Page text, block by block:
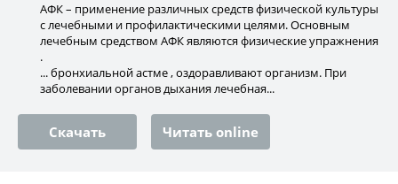
АФК – применение различных средств физической культуры
с лечебными и профилактическими целями. Основным
лечебным средством АФК являются физические упражнения
.
... бронхиальной астме , оздоравливают организм. При
заболевании органов дыхания лечебная...
Скачать Читать online